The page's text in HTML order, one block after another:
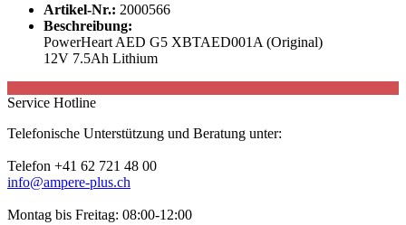
Artikel-Nr.: 2000566
Beschreibung:
PowerHeart AED G5 XBTAED001A (Original)
12V 7.5Ah Lithium
Service Hotline
Telefonische Unterstützung und Beratung unter:
Telefon +41 62 721 48 00
info@ampere-plus.ch
Montag bis Freitag: 08:00-12:00